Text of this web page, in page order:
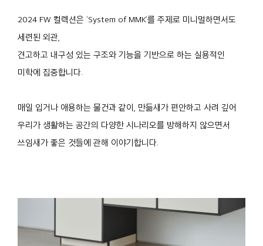
2024 FW 컬렉션은 ‘System of MMK’를 주제로 미니멀하면서도
세련된 외관,
견고하고 내구성 있는 구조와 기능을 기반으로 하는 실용적인
미학에 집중합니다.
매일 입거나 애용하는 물건과 같이, 만듦새가 편안하고 사려 깊어
우리가 생활하는 공간의 다양한 시나리오를 방해하지 않으면서
쓰임새가 좋은 것들에 관해 이야기합니다.